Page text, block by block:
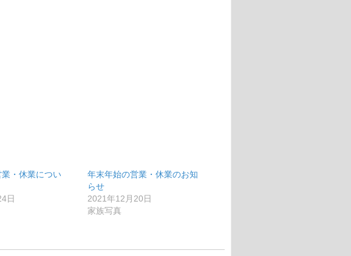
・休業につい
日
年末年始の営業・休業のお知
らせ
2021年12月20日
家族写真